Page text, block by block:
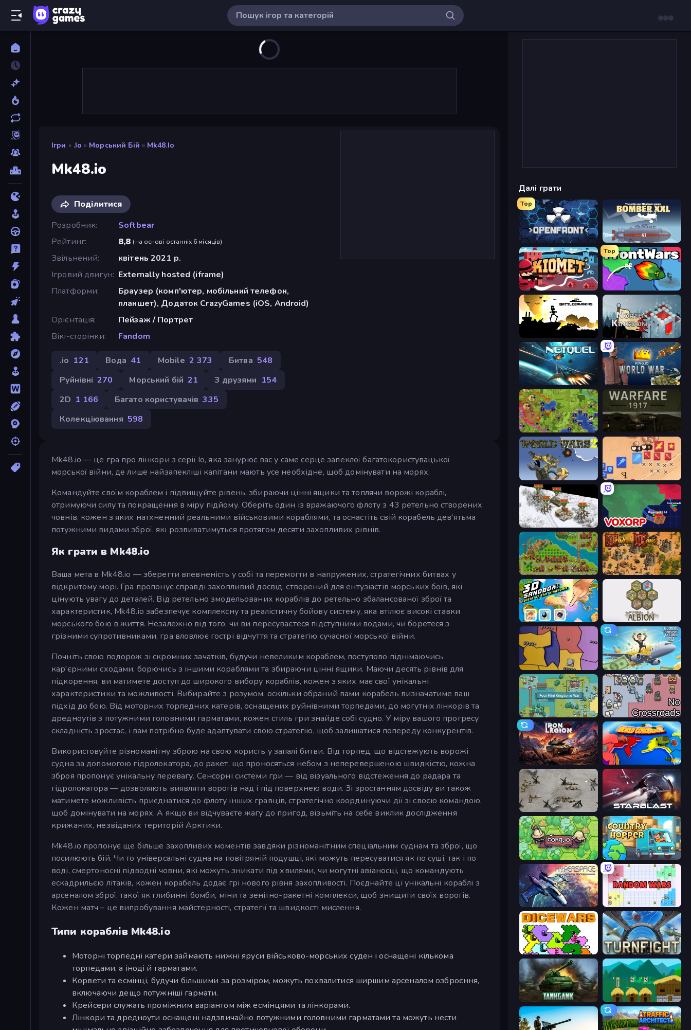
Ігри » .io » Морський Бій » Mk48.io
Mk48.io
Поділитися
Розробник
Softbear
Рейтинг
8,8 (на основі останніх 6 місяців)
Звільнений
квітень 2021 р.
Ігровий двигун Externally hosted (iframe)
Платформи
Браузер (комп'ютер, мобільний телефон,
планшет), Додаток CrazyGames (iOS, Android)
Орієнтація
Пейзаж / Портрет
Вікі-сторінки
Fandom
.io 121 Вода 41 Mobile 2 373 Битва 548
Руйнівні 270 Морський бій 21 З друзями 154
2D 1 166 Багато користувачів 335
Колекціювання 598
Mk48.io — це гра про лінкори з серії Io, яка занурює вас у саме серце запеклої багатокористувацької
морської війни, де лише найзапекліші капітани мають усе необхідне, щоб домінувати на морях.
Командуйте своїм кораблем і підвищуйте рівень, збираючи цінні ящики та топлячи ворожі кораблі,
отримуючи силу та покращення в міру підйому. Оберіть один із вражаючого флоту з 43 ретельно створених
човнів, кожен з яких натхненний реальними військовими кораблями, та оснастіть свій корабель дев'ятьма
потужними видами зброї, які розвиватимуться протягом десяти захопливих рівнів.
Як грати в Mk48.io
Ваша мета в Mk48.io — зберегти впевненість у собі та перемогти в напружених, стратегічних битвах у
відкритому морі. Гра пропонує справді захопливий досвід, створений для ентузіастів морських боїв, які
цінують увагу до деталей. Від ретельно змодельованих кораблів до ретельно збалансованої зброї та
характеристик, Mk48.io забезпечує комплексну та реалістичну бойову систему, яка втілює високі ставки
морського бою в життя. Незалежно від того, чи ви пересуваєтеся підступними водами, чи боретеся з
грізними супротивниками, гра вловлює гострі відчуття та стратегію сучасної морської війни.
Почніть свою подорож зі скромних зачатків, будучи невеликим кораблем, поступово піднімаючись
кар'єрними сходами, борючись з іншими кораблями та збираючи цінні ящики. Маючи десять рівнів для
підкорення, ви матимете доступ до широкого вибору кораблів, кожен з яких має свої унікальні
характеристики та можливості. Вибирайте з розумом, оскільки обраний вами корабель визначатиме ваш
підхід до бою. Від моторних торпедних катерів, оснащених руйнівними торпедами, до могутніх лінкорів та
дредноутів з потужними головними гарматами, кожен стиль гри знайде собі судно. У міру вашого прогресу
складність зростає, і вам потрібно буде адаптувати свою стратегію, щоб залишатися попереду конкурентів.
Використовуйте різноманітну зброю на свою користь у запалі битви. Від торпед, що відстежують ворожі
судна за допомогою гідролокатора, до ракет, що проносяться небом з неперевершеною швидкістю, кожна
зброя пропонує унікальну перевагу. Сенсорні системи гри — від візуального відстеження до радара та
гідролокатора — дозволяють виявляти ворогів над і під поверхнею води. Зі зростанням досвіду ви також
матимете можливість приєднатися до флоту інших гравців, стратегічно координуючи дії зі своєю командою,
щоб домінувати на морях. А якщо ви відчуваєте жагу до пригод, візьміть на себе виклик дослідження
крижаних, незвіданих територій Арктики.
Mk48.io пропонує ще більше захопливих моментів завдяки різноманітним спеціальним суднам та зброї, що
посилюють бій. Чи то універсальні судна на повітряній подушці, які можуть пересуватися як по суші, так і по
воді, смертоносні підводні човни, які можуть зникати під хвилями, чи могутні авіаносці, що командують
ескадрильєю літаків, кожен корабель додає грі нового рівня захопливості. Поєднайте ці унікальні кораблі з
арсеналом зброї, такої як глибинні бомби, міни та зенітно-ракетні комплекси, щоб знищити своїх ворогів.
Кожен матч – це випробування майстерності, стратегії та швидкості мислення.
Типи кораблів Mk48.io
Моторні торпедні катери займають нижні яруси військово-морських суден і оснащені кількома
торпедами, а іноді й гарматами.
Корвети та есмінці, будучи більшими за розміром, можуть похвалитися ширшим арсеналом озброєння,
включаючи дещо потужніші гармати.
Крейсери служать проміжним варіантом між есмінцями та лінкорами.
Лінкори та дредноути оснащені надзвичайно потужними головними гарматами та можуть нести
Далі грати
Top
Openfront Bomber XXL
Kiomet
Top
FrontWars.io
North Kingdom: Siege Castle
Netquel King.io World War
Hex Empire Warfare 1917
World Wars 2
1941 Frozen Front Voxorp
City Idle Feudal Wars
3D Sandbox: Battle of the Kingdoms Settlers of Albion
Compact Conflict Global Transport Tycoon Idle
Four Mini Kingdoms War No Crossroads
Iron Legion World Conqueror
Warfare 1944 StarBlast
Conq.io Country Hopper
Hyperspace: Quantum Fracture Random Wars
Dice Wars Turnfight
Tankgank A Castle for Trolls